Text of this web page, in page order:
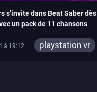
s’invite dans Beat Saber dès
un pack de 11 chansons
à 19:12
playstation vr